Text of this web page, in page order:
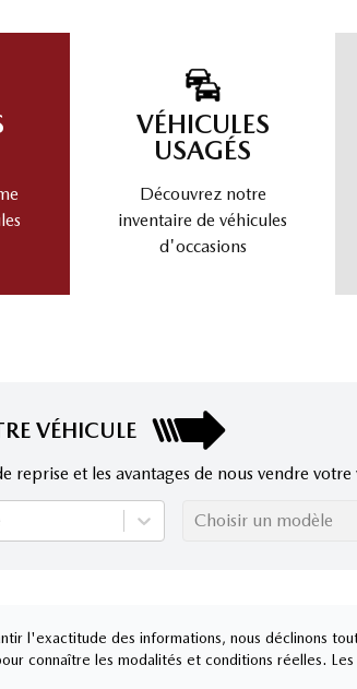
VÉHICULES
USAGÉS
Découvrez notre
inventaire de véhicules
d'occasions
VÉHICULE
reprise et les avantages de nous vendre
Choisir un modèle
l'exactitude des informations, nous déclinons
connaître les modalités et conditions réelles.